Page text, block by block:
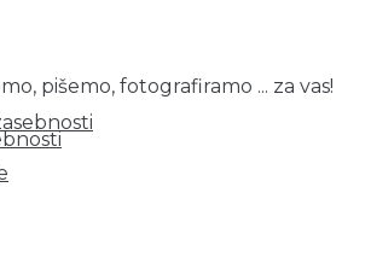
pišemo, fotografiramo ... za vas!